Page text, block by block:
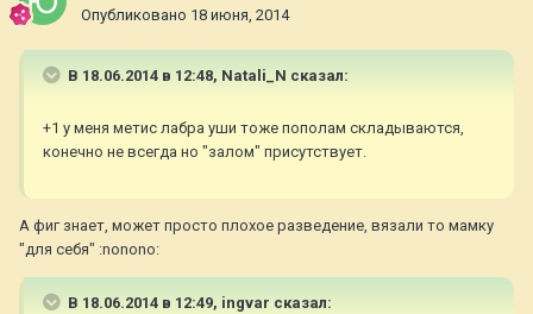
Опубликовано 18 июня, 2014
В 18.06.2014 в 12:48, Natali_N сказал:
+1 у меня метис лабра уши тоже пополам складываются,
конечно не всегда но "залом" присутствует.
А фиг знает, может просто плохое разведение, вязали то мамку
"для себя" :nonono:
В 18.06.2014 в 12:49, ingvar сказал: